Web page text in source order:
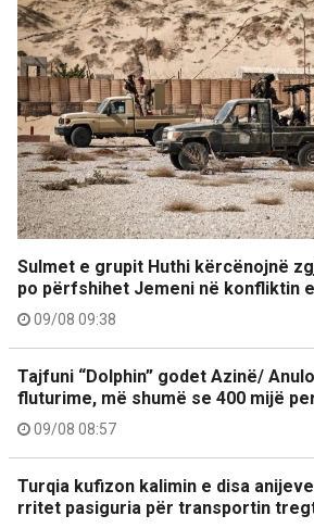
Sulmet e grupit Huthi kërcënojnë
po përfshihet Jemeni në konfliktin
09/08 09:38
Tajfuni “Dolphin” godet Azinë/
fluturime, më shumë se 400 mijë
09/08 08:57
Turqia kufizon kalimin e disa
rritet pasiguria për transportin